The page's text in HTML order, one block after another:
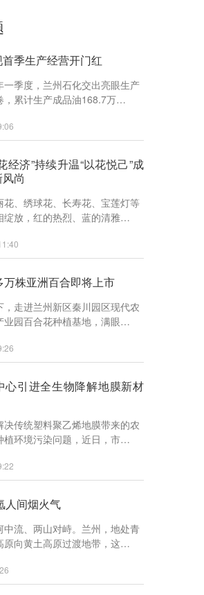
季生产经营开门红
一季度，兰州石化交出亮眼生产
，累计生产成品油168.7万…
经济”持续升温“以花悦己”成
尚
花、绣球花、长寿花、宝莲灯等
绽放，红的热烈、蓝的清雅…
万株亚洲百合即将上市
，走进兰州新区秦川园区现代农
业园百合花种植基地，满眼…
心引进全生物降解地膜新材
决传统塑料聚乙烯地膜带来的农
植环境污染问题，近日，市…
人间烟火气
中流、两山对峙。兰州，地处青
原向黄土高原过渡地带，这…